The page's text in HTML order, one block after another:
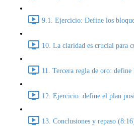
9.1. Ejercicio: Define los
10. La claridad es crucial para
11. Tercera regla de oro: define
12. Ejercicio: define el plan
13. Conclusiones y repaso